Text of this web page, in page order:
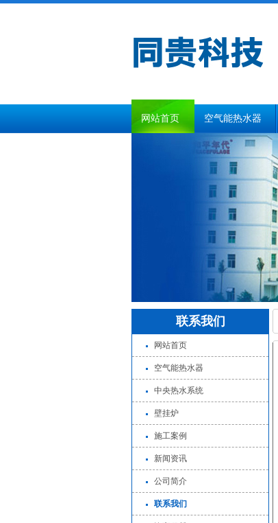
网站首页 空气能热水器
联系我们
网站首页
空气能热水器
中央热水系统
壁挂炉
施工案例
新闻资讯
公司简介
联系我们